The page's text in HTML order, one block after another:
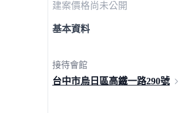
建案價格尚未公開
基本資料
接待會館
台中市烏日區高鐵一路290號